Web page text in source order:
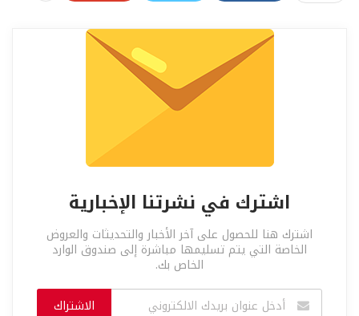
اشترك في نشرتنا الإخبارية
اشترك هنا للحصول على آخر الأخبار والتحديثات والعروض
الخاصة التي يتم تسليمها مباشرة إلى صندوق الوارد
الخاص بك.
الاشتراك